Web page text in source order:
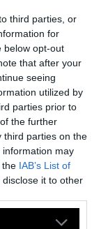
third parties, or
for
below opt-out
that after your
seeing
utilized by
parties prior to
the further
third parties on the
information may
the IAB’s List of
it to other
να
αυτά τα
μας με
αρχή τα
τα
με τρόπο,
στα
εμείς να
Αυτά
να
που κατά